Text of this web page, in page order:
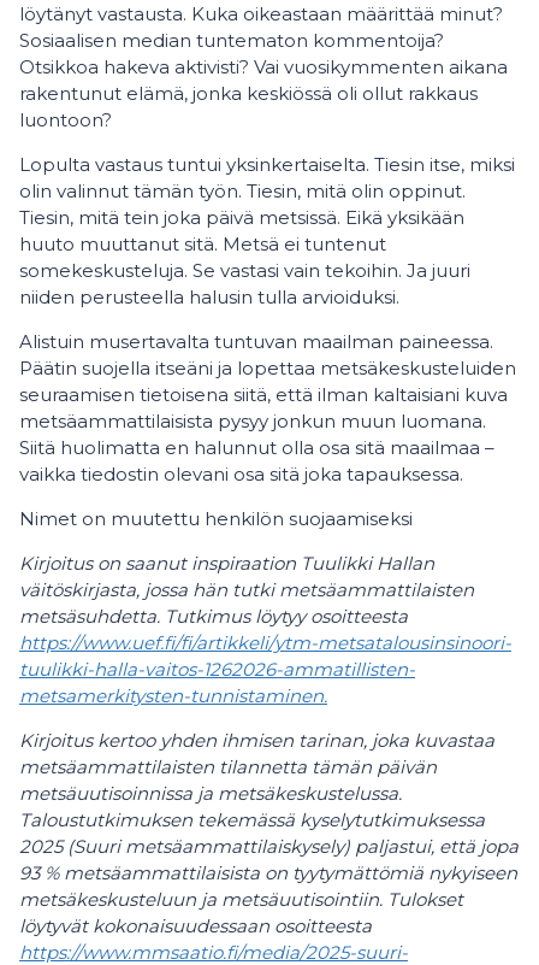
löytänyt vastausta. Kuka oikeastaan määrittää minut?
Sosiaalisen median tuntematon kommentoija?
Otsikkoa hakeva aktivisti? Vai vuosikymmenten aikana
rakentunut elämä, jonka keskiössä oli ollut rakkaus
luontoon?
Lopulta vastaus tuntui yksinkertaiselta. Tiesin itse, miksi
olin valinnut tämän työn. Tiesin, mitä olin oppinut.
Tiesin, mitä tein joka päivä metsissä. Eikä yksikään
huuto muuttanut sitä. Metsä ei tuntenut
somekeskusteluja. Se vastasi vain tekoihin. Ja juuri
niiden perusteella halusin tulla arvioiduksi.
Alistuin musertavalta tuntuvan maailman paineessa.
Päätin suojella itseäni ja lopettaa metsäkeskusteluiden
seuraamisen tietoisena siitä, että ilman kaltaisiani kuva
metsäammattilaisista pysyy jonkun muun luomana.
Siitä huolimatta en halunnut olla osa sitä maailmaa –
vaikka tiedostin olevani osa sitä joka tapauksessa.
Nimet on muutettu henkilön suojaamiseksi
Kirjoitus on saanut inspiraation Tuulikki Hallan
väitöskirjasta, jossa hän tutki metsäammattilaisten
metsäsuhdetta. Tutkimus löytyy osoitteesta
https://www.uef.fi/fi/artikkeli/ytm-metsatalousinsinoori-
tuulikki-halla-vaitos-1262026-ammatillisten-
metsamerkitysten-tunnistaminen.
Kirjoitus kertoo yhden ihmisen tarinan, joka kuvastaa
metsäammattilaisten tilannetta tämän päivän
metsäuutisoinnissa ja metsäkeskustelussa.
Taloustutkimuksen tekemässä kyselytutkimuksessa
2025 (Suuri metsäammattilaiskysely) paljastui, että jopa
93 % metsäammattilaisista on tyytymättömiä nykyiseen
metsäkeskusteluun ja metsäuutisointiin. Tulokset
löytyvät kokonaisuudessaan osoitteesta
https://www.mmsaatio.fi/media/2025-suuri-